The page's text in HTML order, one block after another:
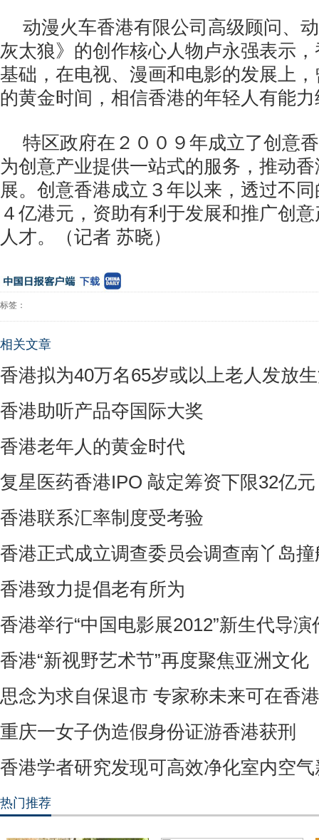
动漫火车香港有限公司高级顾问、
灰太狼》的创作核心人物卢永强表示
基础，在电视、漫画和电影的发展上
的黄金时间，相信香港的年轻人有能
特区政府在２００９年成立了创意
为创意产业提供一站式的服务，推动
展。创意香港成立３年以来，透过不
４亿港元，资助有利于发展和推广创
人才。（记者 苏晓）
标签：
相关文章
香港拟为40万名65岁或以上老人发放
香港助听产品夺国际大奖
香港老年人的黄金时代
复星医药香港IPO 敲定筹资下限32亿元
香港联系汇率制度受考验
香港正式成立调查委员会调查南丫岛
香港致力提倡老有所为
香港举行“中国电影展2012”新生代导演
香港“新视野艺术节”再度聚焦亚洲文化
思念为求自保退市 专家称未来可在香
重庆一女子伪造假身份证游香港获刑
香港学者研究发现可高效净化室内空
热门推荐